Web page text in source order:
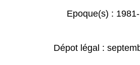
Epoque(s) :
Dépot légal :